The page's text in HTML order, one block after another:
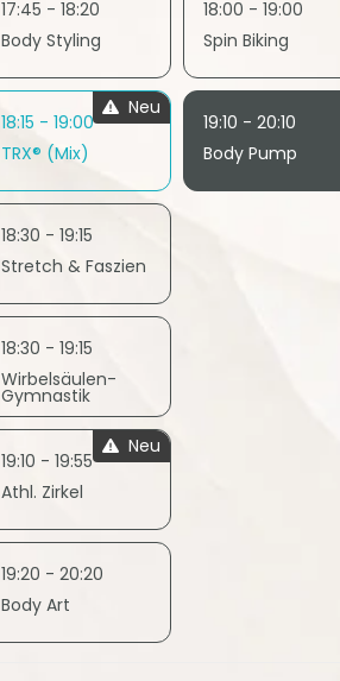
17:45 - 18:20
Body Styling
Neu
18:15 - 19:00
TRX® (Mix)
18:30 - 19:15
Stretch & Faszien
18:30 - 19:15
Wirbelsäulen-
Gymnastik
Neu
19:10 - 19:55
Athl. Zirkel
19:20 - 20:20
Body Art
18:00 - 19:00
Spin Biking
19:10 - 20:10
Body Pump